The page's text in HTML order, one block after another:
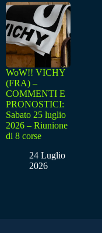
WoW!! VICHY
(FRA) –
COMMENTI E
PRONOSTICI:
Sabato 25 luglio
2026 – Riunione
di 8 corse
24 Luglio
2026